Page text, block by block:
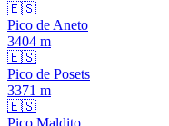
🇪🇸
Pico de Aneto
3404 m
🇪🇸
Pico de Posets
3371 m
🇪🇸
Pico Maldito